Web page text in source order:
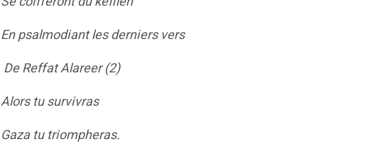
En psalmodiant les derniers vers
De Reffat Alareer (2)
Alors tu survivras
Gaza tu triompheras.